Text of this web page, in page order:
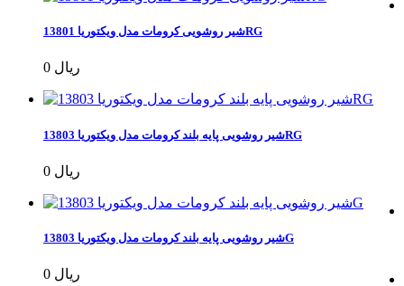
شیر روشویی کرومات مدل ویکتوریا 13801RG
0 ریال
شیر روشویی پایه بلند کرومات مدل ویکتوریا 13803RG
0 ریال
شیر روشویی پایه بلند کرومات مدل ویکتوریا 13803G
0 ریال